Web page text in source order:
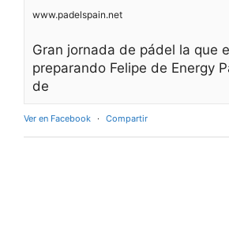
www.padelspain.net
Gran jornada de pádel la que
preparando Felipe de Energy
de
Ver en Facebook · Compartir